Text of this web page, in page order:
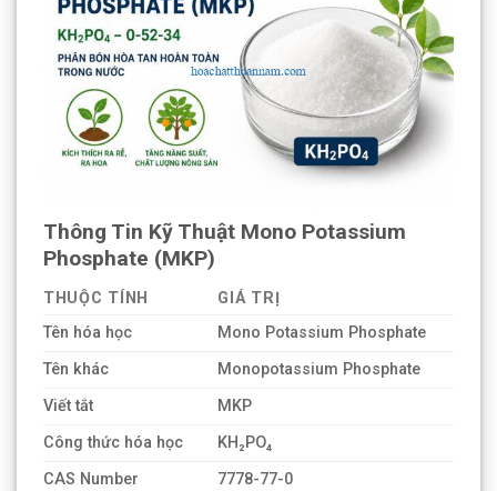
Thông Tin Kỹ Thuật Mono Potassium
Phosphate (MKP)
THUỘC TÍNH
GIÁ TRỊ
Tên hóa học
Mono Potassium Phosphate
Tên khác
Monopotassium Phosphate
Viết tắt
MKP
Công thức hóa học
KH₂PO₄
CAS Number
7778-77-0